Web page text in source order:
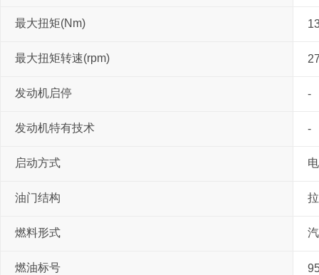
最大扭矩(Nm)
最大扭矩转速(rpm)
发动机启停 -
发动机特有技术 -
启动方式
油门结构
燃料形式
燃油标号